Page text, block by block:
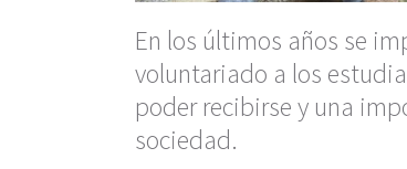
En los últimos años se
voluntariado a los
poder recibirse y una
sociedad.